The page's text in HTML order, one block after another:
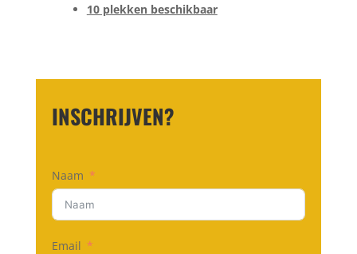
10 plekken beschikbaar
INSCHRIJVEN?
Naam
Email